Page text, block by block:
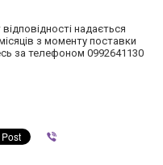
надається
з моменту поставки
за телефоном 0992641130